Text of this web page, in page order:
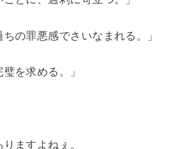
ちの罪悪感でさいなまれる。」
を求める。」
ますよねぇ。